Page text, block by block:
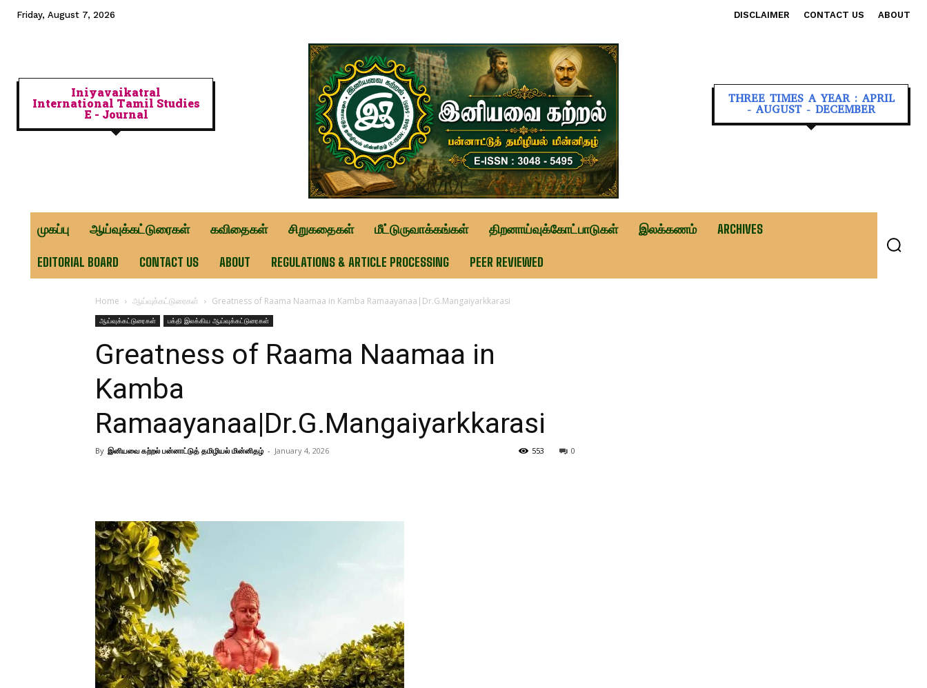
Friday, August 7, 2026 DISCLAIMER CONTACT US ABOUT
Iniyavaikatral
International Tamil Studies
E - Journal
THREE TIMES A YEAR : APRIL
- AUGUST - DECEMBER
முகப்பு ஆய்வுக்கட்டுரைகள் கவிதைகள் சிறுகதைகள் மீட்டுருவாக்கங்கள் திறனாய்வுக்கோட்பாடுகள் இலக்கணம் ARCHIVES
EDITORIAL BOARD CONTACT US ABOUT REGULATIONS & ARTICLE PROCESSING PEER REVIEWED
Home ஆய்வுக்கட்டுரைகள் Greatness of Raama Naamaa in Kamba Ramaayanaa|Dr.G.Mangaiyarkkarasi
ஆய்வுக்கட்டுரைகள் பக்தி இலக்கிய ஆய்வுக்கட்டுரைகள்
Greatness of Raama Naamaa in
Kamba
Ramaayanaa|Dr.G.Mangaiyarkkarasi
By இனியவை கற்றல் பன்னாட்டுத் தமிழியல் மின்னிதழ் - January 4, 2026 0
553